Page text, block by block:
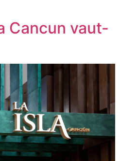
Cancun vaut-